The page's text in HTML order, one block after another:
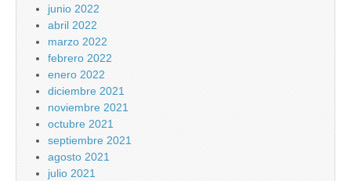
junio 2022
abril 2022
marzo 2022
febrero 2022
enero 2022
diciembre 2021
noviembre 2021
octubre 2021
septiembre 2021
agosto 2021
julio 2021